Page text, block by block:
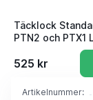
Täcklock
PTN2 och PTX1
525 kr
Artikelnummer: